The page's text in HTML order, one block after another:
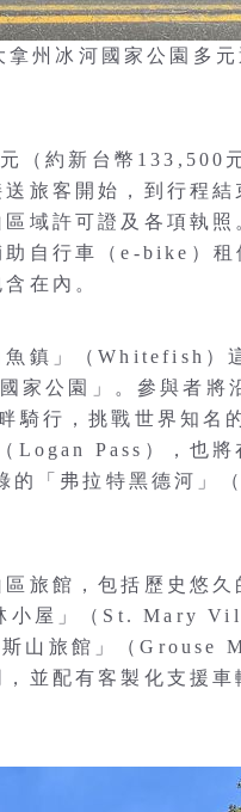
州冰河國家公園多
（約新台幣133,500
旅客開始，到行程
域許可證及各項執
自行車（e-bike）
在內。
鎮」（Whitefish）
家公園」。參與者將
騎行，挑戰世界知名
Logan Pass），也
的「弗拉特黑德河」
旅館，包括歷史悠
屋」（St. Mary
山旅館」（Grouse
並配有客製化支援